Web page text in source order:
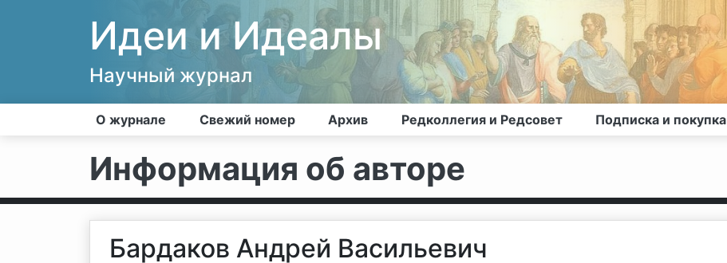
Идеи и Идеалы
Научный журнал
О журнале Свежий номер Архив Редколлегия и Редсовет Подписка и покупка
Информация об авторе
Бардаков Андрей Васильевич